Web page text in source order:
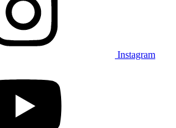
Instagram